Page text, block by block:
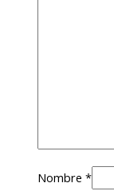
Nombre*